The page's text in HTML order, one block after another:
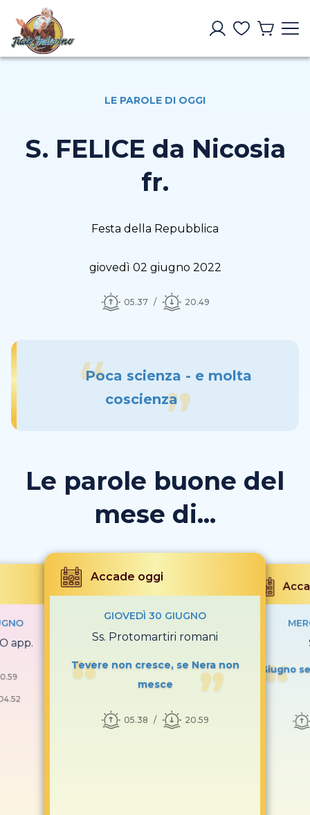
LE PAROLE DI OGGI
S. FELICE da Nicosia
fr.
Festa della Repubblica
giovedì 02 giugno 2022
05.37 20.49
Poca scienza - e molta
coscienza
Le parole buone del
mese di...
app.
Accade oggi
GIOVEDÌ 30 GIUGNO
Ss. Protomartiri romani
Tevere non cresce, se Nera non
mesce
05.38 20.59
Giugno